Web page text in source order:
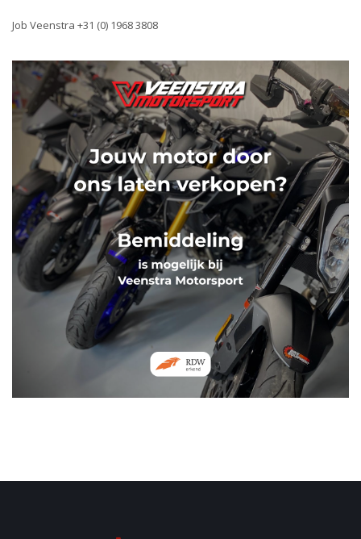
Job Veenstra +31 (0) 1968 3808